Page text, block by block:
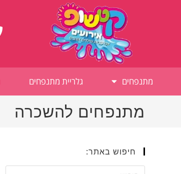
מתנפחים גלריית מתנפחים
מתנפחים להשכרה
חיפוש באתר: